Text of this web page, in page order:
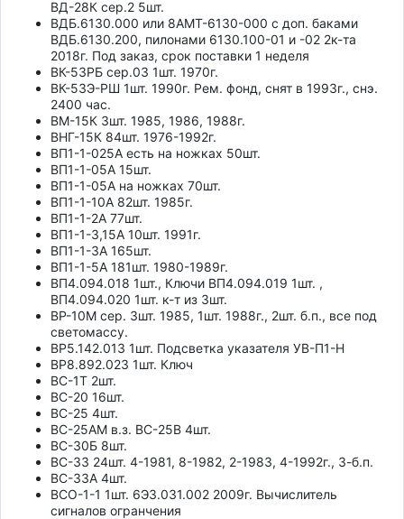
ВД-28К сер.2 5шт.
ВДБ.6130.000 или 8АМТ-6130-000 с доп. баками
ВДБ.6130.200, пилонами 6130.100-01 и -02 2к-та
2018г. Под заказ, срок поставки 1 неделя
ВК-53РБ сер.03 1шт. 1970г.
ВК-53Э-РШ 1шт. 1990г. Рем. фонд, снят в 1993г., снэ.
2400 час.
ВМ-15К 3шт. 1985, 1986, 1988г.
ВНГ-15К 84шт. 1976-1992г.
ВП1-1-025А есть на ножках 50шт.
ВП1-1-05А 15шт.
ВП1-1-05А на ножках 70шт.
ВП1-1-10А 82шт. 1985г.
ВП1-1-2А 77шт.
ВП1-1-3,15А 10шт. 1991г.
ВП1-1-3А 165шт.
ВП1-1-5А 181шт. 1980-1989г.
ВП4.094.018 1шт., Ключи ВП4.094.019 1шт. ,
ВП4.094.020 1шт. к-т из 3шт.
ВР-10М сер. 3шт. 1985, 1шт. 1988г., 2шт. б.п., все под
светомассу.
ВР5.142.013 1шт. Подсветка указателя УВ-П1-Н
ВР8.892.023 1шт. Ключ
ВС-1Т 2шт.
ВС-20 16шт.
ВС-25 4шт.
ВС-25АМ в.з. ВС-25В 4шт.
ВС-30Б 8шт.
ВС-33 24шт. 4-1981, 8-1982, 2-1983, 4-1992г., 3-б.п.
ВС-33А 4шт.
ВСО-1-1 1шт. 6Э3.031.002 2009г. Вычислитель
сигналов огранчения